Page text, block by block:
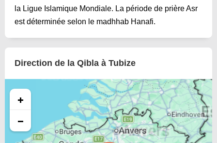
la Ligue Islamique Mondiale. La période de prière Asr
est déterminée selon le madhhab Hanafi.
Direction de la Qibla à Tubize
+
−